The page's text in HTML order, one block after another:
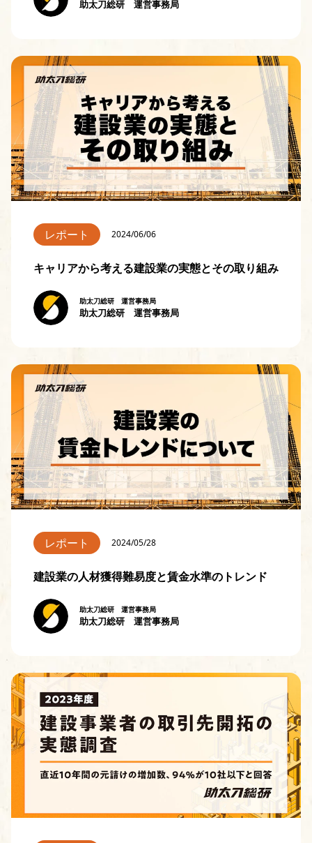
助太刀総研 運営事務局
レポート 2024/06/06
キャリアから考える建設業の実態とその取り組み
助太刀総研 運営事務局
助太刀総研 運営事務局
レポート 2024/05/28
建設業の人材獲得難易度と賃金水準のトレンド
助太刀総研 運営事務局
助太刀総研 運営事務局